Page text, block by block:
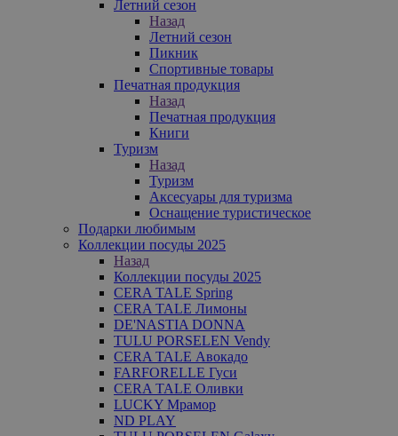
Летний сезон
Назад
Летний сезон
Пикник
Спортивные товары
Печатная продукция
Назад
Печатная продукция
Книги
Туризм
Назад
Туризм
Аксесуары для туризма
Оснащение туристическое
Подарки любимым
Коллекции посуды 2025
Назад
Коллекции посуды 2025
CERA TALE Spring
CERA TALE Лимоны
DE'NASTIA DONNA
TULU PORSELEN Vendy
CERA TALE Авокадо
FARFORELLE Гуси
CERA TALE Оливки
LUCKY Мрамор
ND PLAY